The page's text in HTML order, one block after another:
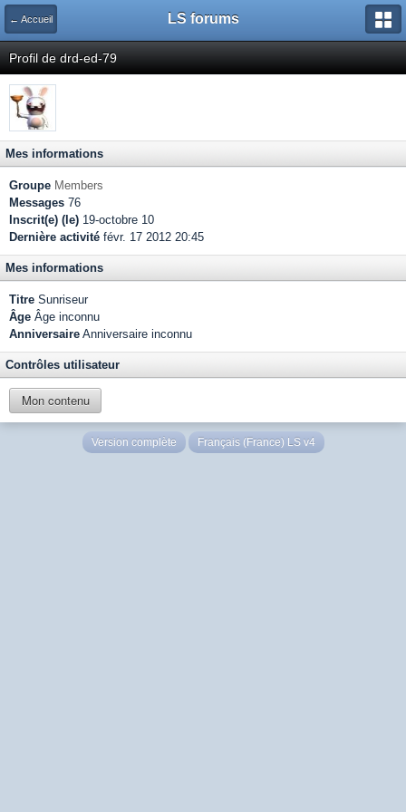
← Accueil LS forums
Profil de drd-ed-79
Mes informations
Groupe Members
Messages 76
Inscrit(e) (le) 19-octobre 10
Dernière activité févr. 17 2012 20:45
Mes informations
Titre Sunriseur
Âge Âge inconnu
Anniversaire Anniversaire inconnu
Contrôles utilisateur
Mon contenu
Version complète Français (France) LS v4